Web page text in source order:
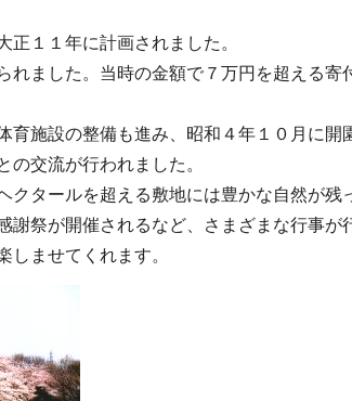
１１年に計画されました。
ました。当時の金額で７万円を超える寄
施設の整備も進み、昭和４年１０月に開
交流が行われました。
タールを超える敷地には豊かな自然が残
祭が開催されるなど、さまざまな行事が
ませてくれます。